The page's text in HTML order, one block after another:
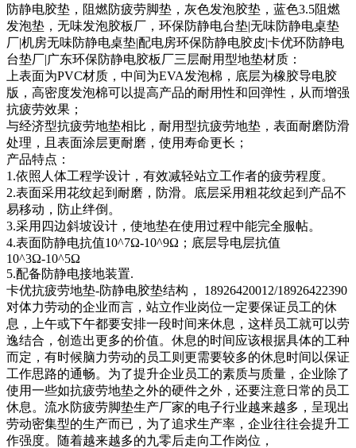
防静电胶垫，阻燃防疲劳脚垫，灰色发泡胶垫，蓝色3.5阻燃
发泡垫，无味发泡胶板厂，环保防静电台垫|无味防静电桌垫
厂|机房无味防静电桌垫|配电房环保防静电胶皮|卡优环防静电
台垫厂|广东环保防静电胶板厂三层耐用型地垫材质：
上表面为PVC材质，中间为EVA发泡棉，底层为橡胶导电胶
版，高密度发泡棉可以提高产品的耐用性和回弹性，从而增强
抗疲劳效果；
与经济型抗疲劳地垫相比，耐用型抗疲劳地垫，表面耐磨防滑
处理，且表面涂层更耐磨，使用寿命更长；
产品特点：
1.依照人体工程学设计，有效减轻站立工作者的疲劳程度。
2.表面采用花纹起到耐磨，防滑。底层采用粗花纹起到产品不
易移动，防止绊倒。
3.采用四边斜坡设计，使地垫在使用过程中能完全服帖。
4.表面防静电抗值10^7Ω-10^9Ω；底层导电层抗值
10^3Ω-10^5Ω
5.配备防静电接地装置.
卡优抗疲劳地垫-防静电胶垫结构， 18926420012/18926422390
对体力劳动的企业而言，站立作业岗位一定要保证员工的休
息，上午或下午都要安排一段时间来休息，这样员工就可以劳
逸结合，创造出更多的价值。休息的时间应该根据具体的工种
而定，有时候脑力劳动的员工则更需要较多的休息时间以保证
工作思路的通畅。为了提升企业员工的素质与质量，企业除了
使用一些如抗疲劳地垫之外的硬件之外，还要注意日常的员工
休息。流水防疲劳脚垫生产厂家的电子行业越来越多，呈现出
劳动密集型的生产而已，为了追求生产率，企业往往会提升工
作强度。随着越来越多的九零后走向工作岗位，